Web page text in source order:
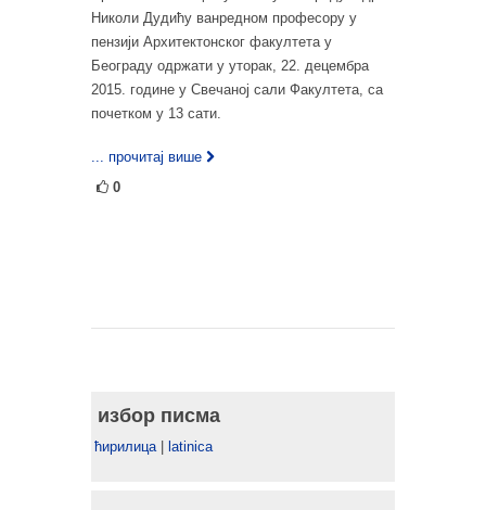
Николи Дудићу ванредном професору у
пензији Архитектонског факултета у
Београду одржати у уторак, 22. децембра
2015. године у Свечаној сали Факултета, са
почетком у 13 сати.
... прочитај више
0
избор писма
ћирилица| latinica